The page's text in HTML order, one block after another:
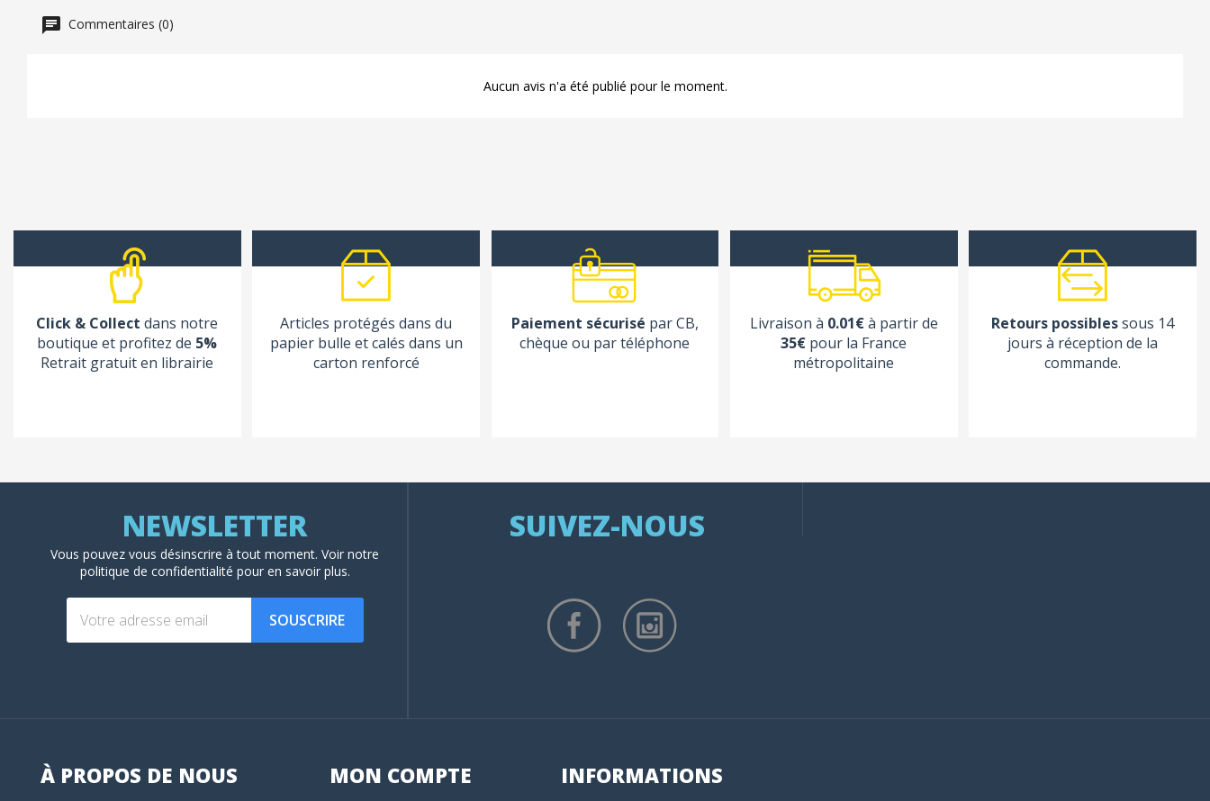
Commentaires (0)
Aucun avis n'a été publié pour le moment.
Click & Collect dans notre
boutique et profitez de 5%
Retrait gratuit en librairie
Articles protégés dans du
papier bulle et calés dans un
carton renforcé
Paiement sécurisé par CB,
chèque ou par téléphone
Livraison à 0.01€à partir de
35€ pour la France
métropolitaine
Retours possiblessous 14
jours à réception de la
commande.
Vous pouvez vous désinscrire à tout moment. Voirnotre
politique de confidentialité pour en savoir plus.
SOUSCRIRE
SUIVEZ-NOUS
À PROPOS DE NOUS MON COMPTE INFORMATIONS